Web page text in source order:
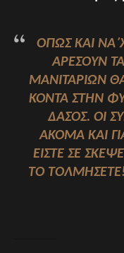
ΌΠΩΣ ΚΑΙ
ΑΡΈΣΟΥΝ
ΜΑΝΙΤΑΡΙΏΝ
ΚΟΝΤΆ ΣΤΗΝ
ΔΆΣΟΣ. ΟΙ
ΑΚΌΜΑ ΚΑΙ
ΕΊΣΤΕ ΣΕ
ΤΟ